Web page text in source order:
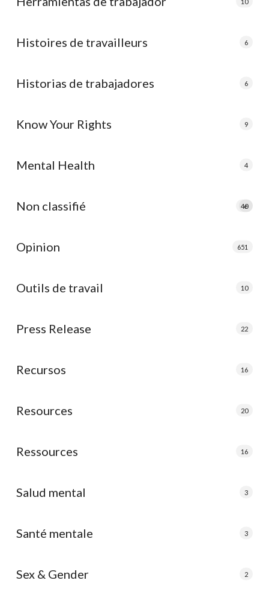
Histoires de travailleurs 6
Historias de trabajadores 6
Know Your Rights 9
Mental Health 4
Non classifié e
40
Opinion 651
Outils de travail 10
Press Release 22
Recursos 16
Resources 20
Ressources 16
Salud mental 3
Santé mentale 3
Sex & Gender 2